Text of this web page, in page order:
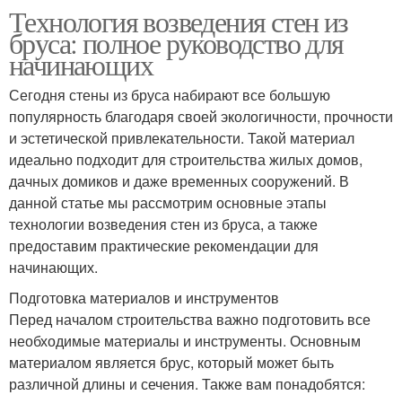
Технология возведения стен из
бруса: полное руководство для
начинающих
Сегодня стены из бруса набирают все большую
популярность благодаря своей экологичности, прочности
и эстетической привлекательности. Такой материал
идеально подходит для строительства жилых домов,
дачных домиков и даже временных сооружений. В
данной статье мы рассмотрим основные этапы
технологии возведения стен из бруса, а также
предоставим практические рекомендации для
начинающих.
Подготовка материалов и инструментов
Перед началом строительства важно подготовить все
необходимые материалы и инструменты. Основным
материалом является брус, который может быть
различной длины и сечения. Также вам понадобятся: